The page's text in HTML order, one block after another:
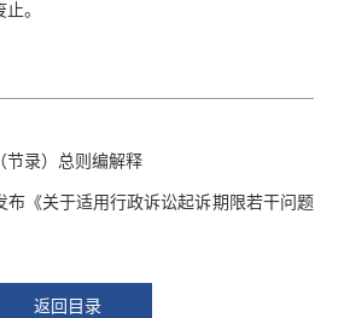
。
节录）总则编解释
布《关于适用行政诉讼起诉期限若干问题
返回目录